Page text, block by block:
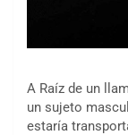
A Raíz de un
un sujeto
estaría